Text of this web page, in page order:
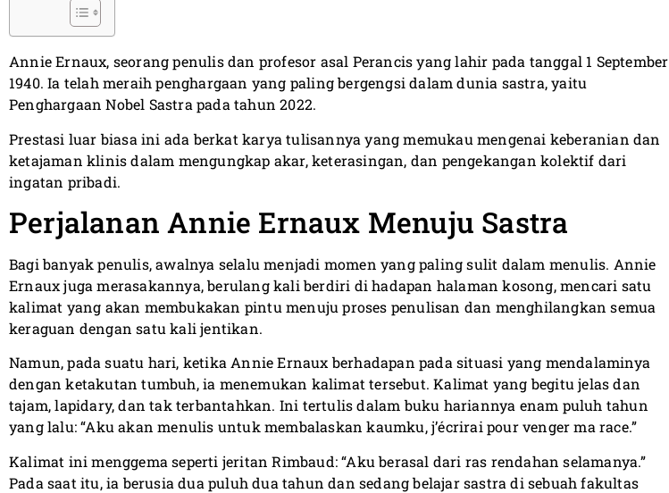
Annie Ernaux, seorang penulis dan profesor asal Perancis yang lahir pada tanggal 1 September
1940. Ia telah meraih penghargaan yang paling bergengsi dalam dunia sastra, yaitu
Penghargaan Nobel Sastra pada tahun 2022.
Prestasi luar biasa ini ada berkat karya tulisannya yang memukau mengenai keberanian dan
ketajaman klinis dalam mengungkap akar, keterasingan, dan pengekangan kolektif dari
ingatan pribadi.
Perjalanan Annie Ernaux Menuju Sastra
Bagi banyak penulis, awalnya selalu menjadi momen yang paling sulit dalam menulis. Annie
Ernaux juga merasakannya, berulang kali berdiri di hadapan halaman kosong, mencari satu
kalimat yang akan membukakan pintu menuju proses penulisan dan menghilangkan semua
keraguan dengan satu kali jentikan.
Namun, pada suatu hari, ketika Annie Ernaux berhadapan pada situasi yang mendalaminya
dengan ketakutan tumbuh, ia menemukan kalimat tersebut. Kalimat yang begitu jelas dan
tajam, lapidary, dan tak terbantahkan. Ini tertulis dalam buku hariannya enam puluh tahun
yang lalu: “Aku akan menulis untuk membalaskan kaumku, j’écrirai pour venger ma race.”
Kalimat ini menggema seperti jeritan Rimbaud: “Aku berasal dari ras rendahan selamanya.”
Pada saat itu, ia berusia dua puluh dua tahun dan sedang belajar sastra di sebuah fakultas